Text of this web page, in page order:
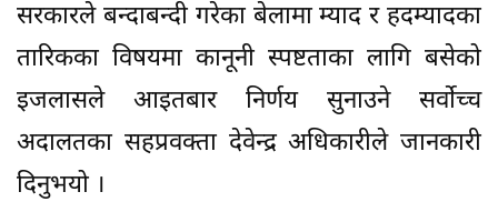
सरकारले बन्दाबन्दी गरेका बेलामा म्याद र हदम्यादका
तारिकका विषयमा कानूनी स्पष्टताका लागि बसेको
इजलासले आइतबार निर्णय सुनाउने सर्वोच्च
अदालतका सहप्रवक्ता देवेन्द्र अधिकारीले जानकारी
दिनुभयो ।